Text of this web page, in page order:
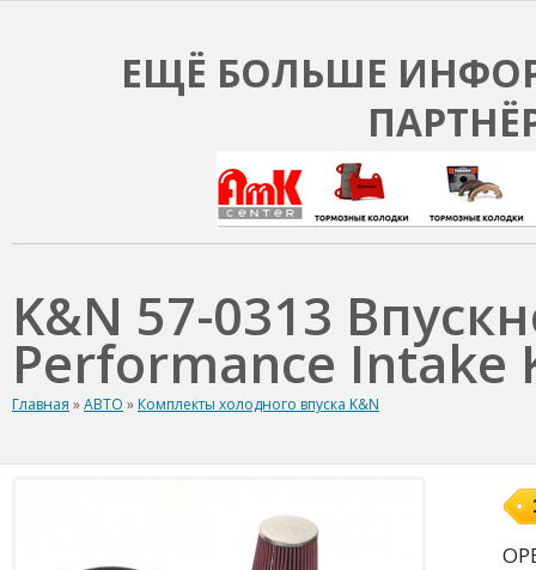
ЕЩЁ БОЛЬШЕ
K&N 57-0313
Performance Intake
Главная »АВТО » Комплекты холодного впуска K&N